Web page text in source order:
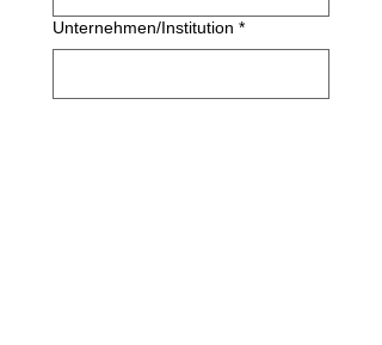
Unternehmen/Institution *